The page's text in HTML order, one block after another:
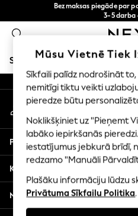
Bezmaksas piegāde par
3-5 darba
Tagad
iepirkties
SKOLAS APĢĒRBS
SCHOOLWEAR
All Boys Schoolwear
Shoes
Trousers
Shorts
Shirts
Polo Shirts
Sweatshirts & Jumpers
An error occurred on client
Mūsu
Mans konts
Pierakstieties savā kontā
Palīdzība
Konfidencialitāte un juridiskā
Nodaļas
Mūsu Vietnē
Sīkfaili palīdz nodrošināt
nemitīgi tiktu veikti
pieredze būtu
Noklikšķiniet uz "Pieņemt
labāko iepirkšanās
iestatījumus jebkurā brīdī,
redzamo "Manuāli
Plašāku informāciju lūdzu
Privātuma Sīkfailu Politika.